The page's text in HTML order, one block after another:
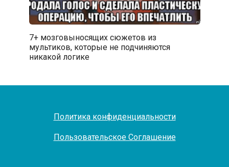
7+ мозговыносящих сюжетов из
мультиков, которые не подчиняются
никакой логике
Политика конфиденциальности
Пользовательское Соглашение